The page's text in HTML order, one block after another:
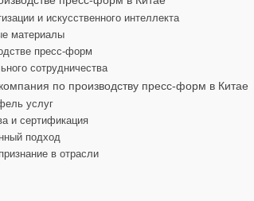
и искусственного интеллекта
материалы
пресс-форм
сотрудничества
по производству пресс-форм в Китае
услуг
и сертификация
подход
в отрасли